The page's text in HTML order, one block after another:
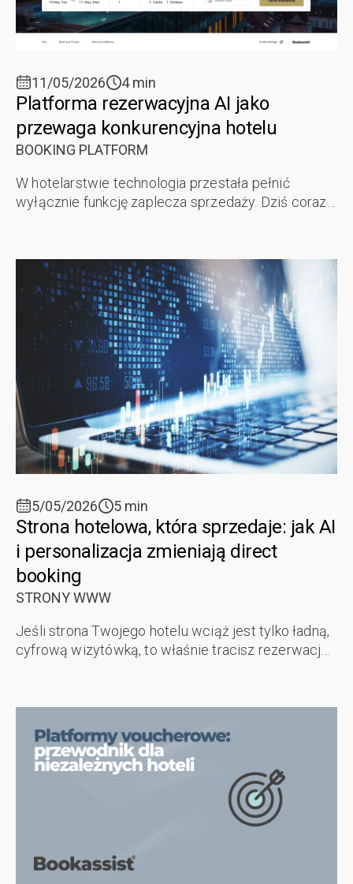
11/05/2026 4 min
Platforma rezerwacyjna AI jako
przewaga konkurencyjna hotelu
BOOKING PLATFORM
W hotelarstwie technologia przestała pełnić
wyłącznie funkcję zaplecza sprzedaży. Dziś coraz
5/05/2026 5 min
Strona hotelowa, która sprzedaje: jak AI
i personalizacja zmieniają direct
booking
STRONY WWW
Jeśli strona Twojego hotelu wciąż jest tylko ładną,
cyfrową wizytówką, to właśnie tracisz rezerwacje